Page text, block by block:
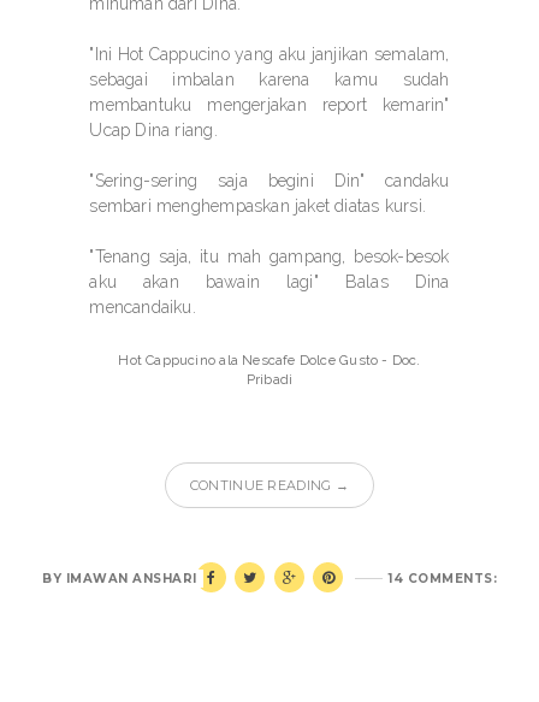
"Ini Hot Cappucino yang aku janjikan semalam,
sebagai imbalan karena kamu sudah
membantuku mengerjakan report kemarin"
Ucap Dina riang.
"Sering-sering saja begini Din" candaku
sembari menghempaskan jaket diatas kursi.
"Tenang saja, itu mah gampang, besok-besok
aku akan bawain lagi" Balas Dina
mencandaiku.
Hot Cappucino ala Nescafe Dolce Gusto - Doc.
Pribadi
CONTINUE READING →
14 COMMENTS:
BY IMAWAN ANSHARI